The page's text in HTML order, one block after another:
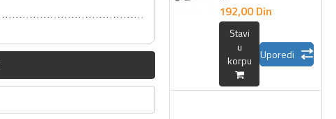
192,00 Din
Stavi
u
korpu
Uporedi